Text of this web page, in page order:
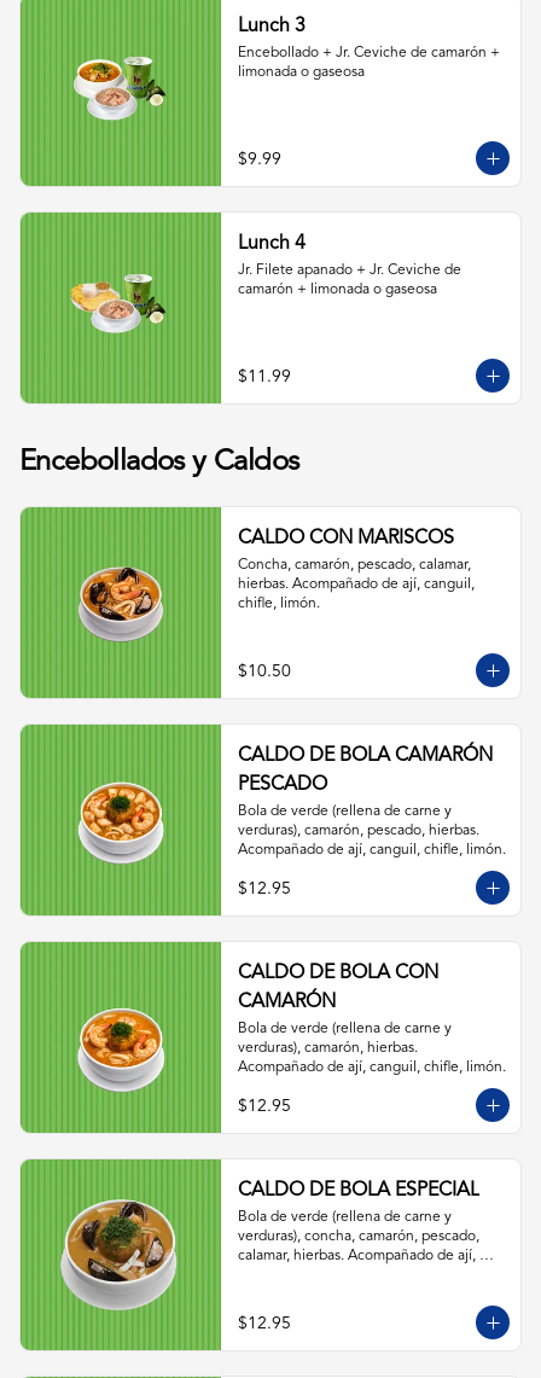
Lunch 3
Encebollado + Jr. Ceviche de camarón +
limonada o gaseosa
$9.99
Lunch 4
Jr. Filete apanado + Jr. Ceviche de
camarón + limonada o gaseosa
$11.99
Encebollados y Caldos
CALDO CON MARISCOS
Concha, camarón, pescado, calamar,
hierbas. Acompañado de ají, canguil,
chifle, limón.
$10.50
CALDO DE BOLA CAMARÓN
PESCADO
Bola de verde (rellena de carne y
verduras), camarón, pescado, hierbas.
Acompañado de ají, canguil, chifle, limón.
$12.95
CALDO DE BOLA CON
CAMARÓN
Bola de verde (rellena de carne y
verduras), camarón, hierbas.
Acompañado de ají, canguil, chifle, limón.
$12.95
CALDO DE BOLA ESPECIAL
Bola de verde (rellena de carne y
verduras), concha, camarón, pescado,
calamar, hierbas. Acompañado de ají,
$12.95